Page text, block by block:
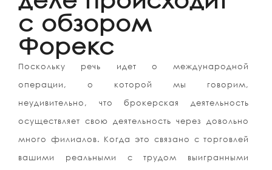
с обзором
Форекс
Поскольку речь идет о международной
операции, о которой мы говорим,
неудивительно, что брокерская деятельность
осуществляет свою деятельность через довольно
много филиалов. Когда это связано с торговлей
вашими реальными с трудом выигранными